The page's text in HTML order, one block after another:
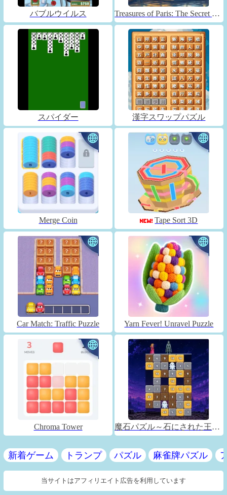
バブルウイルス Treasures of Paris: The Secret of Gems - Match 3
スパイダー 漢字スワップパズル
Merge Coin Tape Sort 3D
Car Match: Traffic Puzzle Yarn Fever! Unravel Puzzle
Chroma Tower 魔石パズル～石にされた王子～
新着ゲーム トランプ パズル 麻雀牌パズル
当サイトはアフィリエイト広告を利用しています